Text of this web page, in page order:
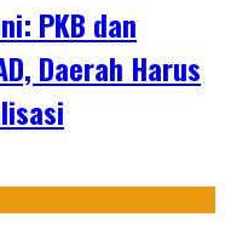
PKB dan
Daerah Harus